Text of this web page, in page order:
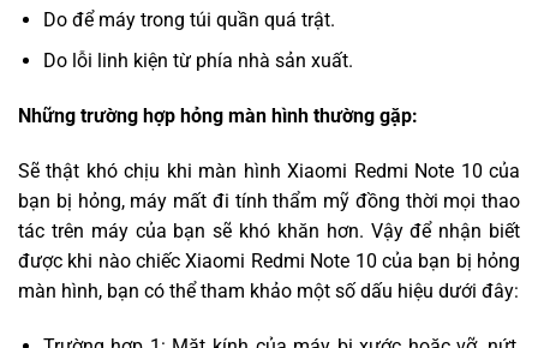
Do để máy trong túi quần quá trật.
Do lỗi linh kiện từ phía nhà sản xuất.
Những trường hợp hỏng màn hình thường gặp:
Sẽ thật khó chịu khi màn hình Xiaomi Redmi Note 10 của
bạn bị hỏng, máy mất đi tính thẩm mỹ đồng thời mọi thao
tác trên máy của bạn sẽ khó khăn hơn. Vậy để nhận biết
được khi nào chiếc Xiaomi Redmi Note 10 của bạn bị hỏng
màn hình, bạn có thể tham khảo một số dấu hiệu dưới đây: